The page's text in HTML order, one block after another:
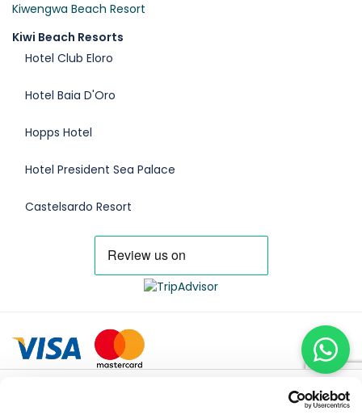
PRENOTA ORA
Kiwengwa Beach Resort
Kiwi Beach Resorts
Hotel Club Eloro
Hotel Baia D'Oro
Hopps Hotel
Hotel President Sea Palace
Castelsardo Resort